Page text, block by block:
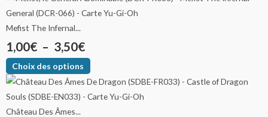
Mefist The Infernal...
1,00€ – 3,50€
Choix des options
Château Des Âmes...